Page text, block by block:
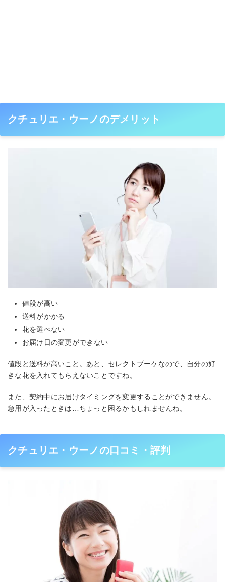
クチュリエ・ウーノのデメリット
値段が高い
送料がかかる
花を選べない
お届け日の変更ができない
値段と送料が高いこと。あと、セレクトブーケなので、自分の好
きな花を入れてもらえないことですね。
また、契約中にお届けタイミングを変更することができません。
急用が入ったときは…ちょっと困るかもしれませんね。
クチュリエ・ウーノの口コミ・評判